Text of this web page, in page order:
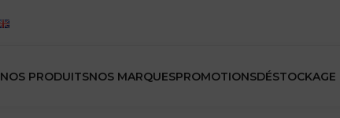
NOS PRODUITSNOS MARQUESPROMOTIONSDÉSTOCKAGE